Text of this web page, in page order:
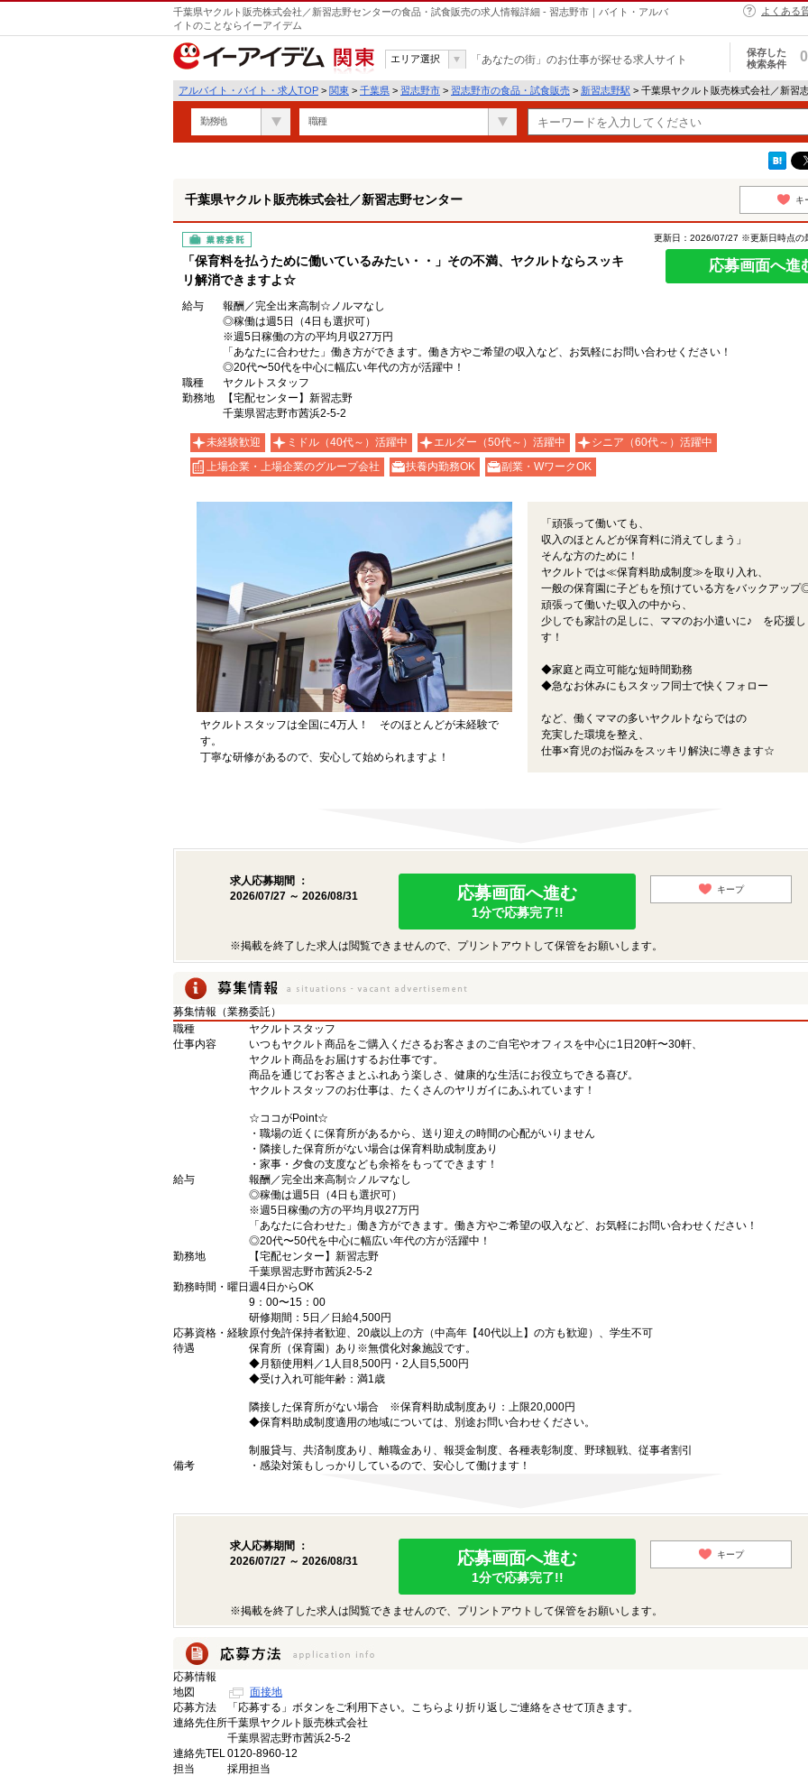
千葉県ヤクルト販売株式会社／新習志野センターの食品・試食販売の求人情報詳細 - 習志野市｜バイト・アルバ
イトのことならイーアイデム
よくある
関東
エリア選択 「あなたの街」のお仕事が探せる求人サイト
保存した
検索条件
0
アルバイト・バイト・求人TOP > 関東 > 千葉県 > 習志野市 > 習志野市の食品・試食販売 > 新習志野駅 > 千葉県ヤクルト販売株式会社／新習
勤務地 職種
千葉県ヤクルト販売株式会社／新習志野センター キ
業務委託
「保育料を払うために働いているみたい・・」その不満、ヤクルトならスッキ
リ解消できますよ☆
更新日：2026/07/27 ※更新日時点の
応募画面へ進
給与
報酬／完全出来高制☆ノルマなし
◎稼働は週5日（4日も選択可）
※週5日稼働の方の平均月収27万円
「あなたに合わせた」働き方ができます。働き方やご希望の収入など、お気軽にお問い合わせください！
◎20代〜50代を中心に幅広い年代の方が活躍中！
職種
ヤクルトスタッフ
勤務地
【宅配センター】新習志野
千葉県習志野市茜浜2-5-2
未経験歓迎 ミドル（40代～）活躍中 エルダー（50代～）活躍中
シニア（60代～）活躍中
上場企業・上場企業のグループ会社
扶養内勤務OK 副業・WワークOK
ヤクルトスタッフは全国に4万人！ そのほとんどが未経験で
す。
丁寧な研修があるので、安心して始められますよ！
「頑張って働いても、
収入のほとんどが保育料に消えてしまう」
そんな方のために！
ヤクルトでは≪保育料助成制度≫を取り入れ、
一般の保育園に子どもを預けている方をバックアップ
頑張って働いた収入の中から、
少しでも家計の足しに、ママのお小遣いに♪ を応援し
す！
◆家庭と両立可能な短時間勤務
◆急なお休みにもスタッフ同士で快くフォロー
など、働くママの多いヤクルトならではの
充実した環境を整え、
仕事×育児のお悩みをスッキリ解決に導きます☆
求人応募期間 ：
2026/07/27 ～ 2026/08/31
応募画面へ進む
1分で応募完了!!
キープ
※掲載を終了した求人は閲覧できませんので、プリントアウトして保管をお願いします。
募集情報（業務委託）
職種
ヤクルトスタッフ
仕事内容
いつもヤクルト商品をご購入くださるお客さまのご自宅やオフィスを中心に1日20軒〜30軒、
ヤクルト商品をお届けするお仕事です。
商品を通じてお客さまとふれあう楽しさ、健康的な生活にお役立ちできる喜び。
ヤクルトスタッフのお仕事は、たくさんのヤリガイにあふれています！
☆ココがPoint☆
・職場の近くに保育所があるから、送り迎えの時間の心配がいりません
・隣接した保育所がない場合は保育料助成制度あり
・家事・夕食の支度なども余裕をもってできます！
給与
報酬／完全出来高制☆ノルマなし
◎稼働は週5日（4日も選択可）
※週5日稼働の方の平均月収27万円
「あなたに合わせた」働き方ができます。働き方やご希望の収入など、お気軽にお問い合わせください！
◎20代〜50代を中心に幅広い年代の方が活躍中！
勤務地
【宅配センター】新習志野
千葉県習志野市茜浜2-5-2
勤務時間・曜日 週4日からOK
9：00〜15：00
研修期間：5日／日給4,500円
応募資格・経験原付免許保持者歓迎、20歳以上の方（中高年【40代以上】の方も歓迎）、学生不可
待遇
保育所（保育園）あり※無償化対象施設です。
◆月額使用料／1人目8,500円・2人目5,500円
◆受け入れ可能年齢：満1歳
隣接した保育所がない場合 ※保育料助成制度あり：上限20,000円
◆保育料助成制度適用の地域については、別途お問い合わせください。
制服貸与、共済制度あり、離職金あり、報奨金制度、各種表彰制度、野球観戦、従事者割引
備考
・感染対策もしっかりしているので、安心して働けます！
求人応募期間 ：
2026/07/27 ～ 2026/08/31
応募画面へ進む
1分で応募完了!!
キープ
※掲載を終了した求人は閲覧できませんので、プリントアウトして保管をお願いします。
応募情報
地図
面接地
応募方法
「応募する」ボタンをご利用下さい。こちらより折り返しご連絡をさせて頂きます。
連絡先住所千葉県ヤクルト販売株式会社
千葉県習志野市茜浜2-5-2
連絡先TEL0120-8960-12
担当
採用担当